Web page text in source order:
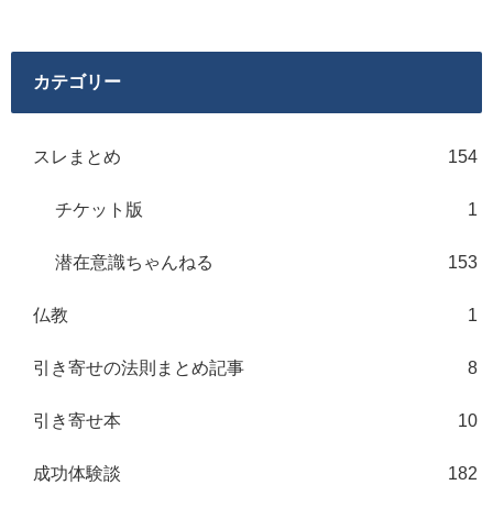
カテゴリー
スレまとめ 154
チケット版 1
潜在意識ちゃんねる 153
仏教 1
引き寄せの法則まとめ記事 8
引き寄せ本 10
成功体験談 182